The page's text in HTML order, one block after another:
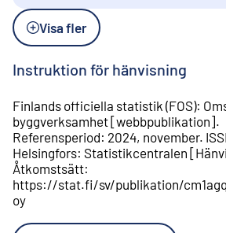
Visa fler
Instruktion för hänvisning
Finlands officiella statistik (FOS):
byggverksamhet[webbpublikation].
Referensperiod: 2024, november.
Helsingfors: Statistikcentralen [
Åtkomstsätt:
https://stat.fi/sv/publikation/
oy